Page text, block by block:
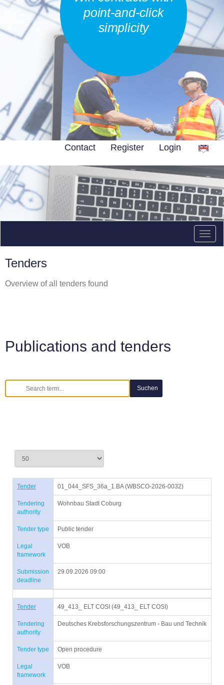
point-and-click
simplicity
Contact Register Login
Tenders
Overview of all tenders found
Publications and tenders
Tender 01_044_SFS_36a_1.BA (WBSCO-2026-0032)
Tendering
authority
Wohnbau Stadt Coburg
Tender type Public tender
Legal
framework
VOB
Submission
deadline
29.09.2026 09:00
Tender 49_413_ ELT COSI (49_413_ ELT COSI)
Tendering
authority
Deutsches Krebsforschungszentrum - Bau und Technik
Tender type Open procedure
Legal
framework
VOB